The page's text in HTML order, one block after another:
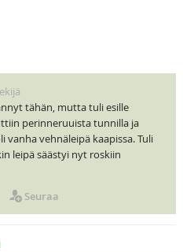
tähän, mutta tuli esille
perinneruuista tunnilla ja
vanha vehnäleipä kaapissa. Tuli
leipä säästyi nyt roskiin
Seuraa